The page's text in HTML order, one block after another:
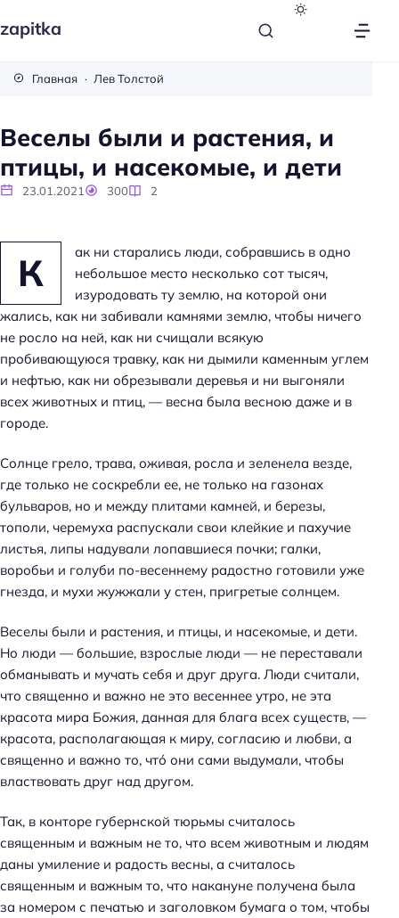
zapitka
Главная Лев Толстой
Веселы были и растения, и
птицы, и насекомые, и дети
23.01.2021 300 2
К
ак ни старались люди, собравшись в одно
небольшое место несколько сот тысяч,
изуродовать ту землю, на которой они
жались, как ни забивали камнями землю, чтобы ничего
не росло на ней, как ни счищали всякую
пробивающуюся травку, как ни дымили каменным углем
и нефтью, как ни обрезывали деревья и ни выгоняли
всех животных и птиц, — весна была весною даже и в
городе.
Солнце грело, трава, оживая, росла и зеленела везде,
где только не соскребли ее, не только на газонах
бульваров, но и между плитами камней, и березы,
тополи, черемуха распускали свои клейкие и пахучие
листья, липы надували лопавшиеся почки; галки,
воробьи и голуби по-весеннему радостно готовили уже
гнезда, и мухи жужжали у стен, пригретые солнцем.
Веселы были и растения, и птицы, и насекомые, и дети.
Но люди — большие, взрослые люди — не переставали
обманывать и мучать себя и друг друга. Люди считали,
что священно и важно не это весеннее утро, не эта
красота мира Божия, данная для блага всех существ, —
красота, располагающая к миру, согласию и любви, а
священно и важно то, что́ они сами выдумали, чтобы
властвовать друг над другом.
Так, в конторе губернской тюрьмы считалось
священным и важным не то, что всем животным и людям
даны умиление и радость весны, а считалось
священным и важным то, что накануне получена была
за номером с печатью и заголовком бумага о том, чтобы